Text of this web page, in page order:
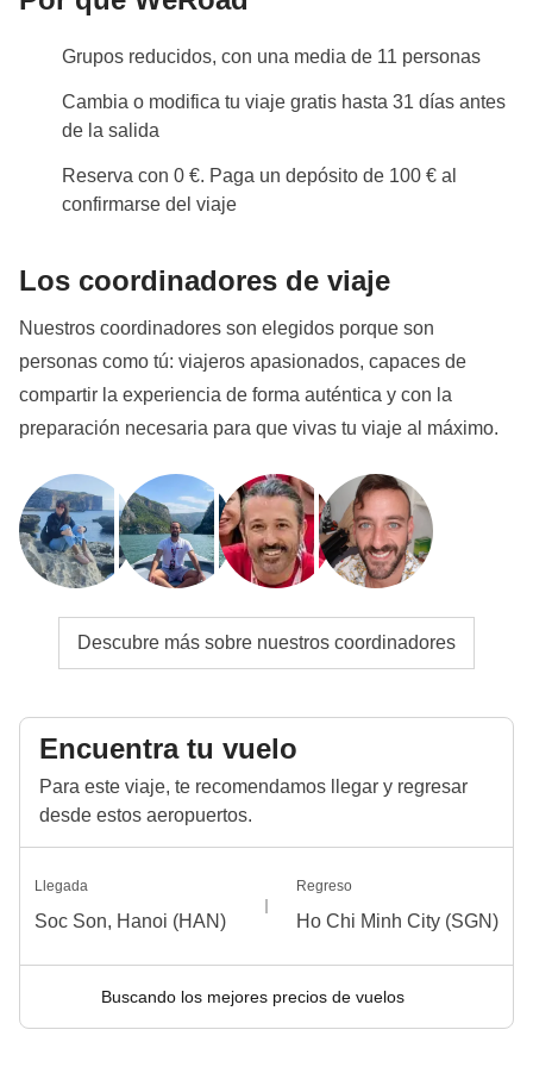
especial, aunque entiendo que no siempre puedan ir bien
tren, el grupo tuvo que separarse porque una de las
habitaciones se compartió con una persona ajena al
grupo. Nada que arruinara la experiencia, pero sin duda
precioso, intenso, bien organizado y lleno de momentos
inolvidables.
Grupos reducidos, con una media de 11 personas
Cambia o modifica tu viaje gratis hasta 31 días antes
de la salida
Reserva con 0 €. Paga un depósito de 100 € al
confirmarse del viaje
Los coordinadores de viaje
Nuestros coordinadores son elegidos porque son
personas como tú: viajeros apasionados, capaces de
compartir la experiencia de forma auténtica y con la
preparación necesaria para que vivas tu viaje al máximo.
Descubre más sobre nuestros coordinadores
Encuentra tu vuelo
Para este viaje, te recomendamos llegar y regresar
desde estos aeropuertos.
Llegada
Soc Son, Hanoi (HAN)
Regreso
Ho Chi Minh City (SGN)
Buscando los mejores precios de vuelos